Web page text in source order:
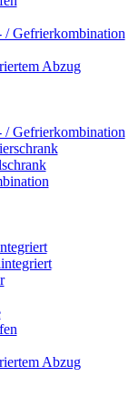
/ Gefrierkombination
Abzug
/ Gefrierkombination
Abzug